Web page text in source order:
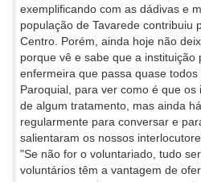
exemplificando com as dádivas e
população de Tavarede contribuiu
Centro. Porém, ainda hoje não
porque vê e sabe que a instituição
enfermeira que passa quase
Paroquial, para ver como é que
de algum tratamento, mas ainda
regularmente para conversar e
salientaram os nossos
"Se não for o voluntariado, tudo
voluntários têm a vantagem de